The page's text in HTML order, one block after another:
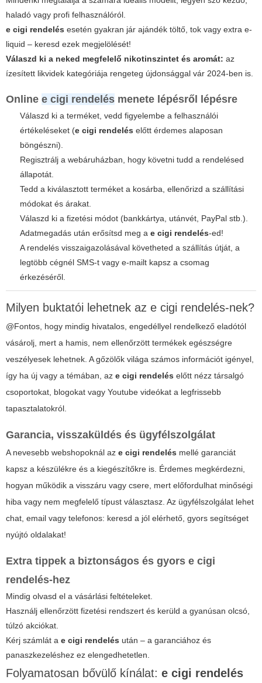
haladó vagy profi felhasználóról.
e cigi rendelés esetén gyakran jár ajándék töltő, tok vagy extra e-
liquid – keresd ezek megjelölését!
Válaszd ki a neked megfelelő nikotinszintet és aromát: az
ízesített likvidek kategóriája rengeteg újdonsággal vár 2024-ben is.
Online e cigi rendelés menete lépésről lépésre
Válaszd ki a terméket, vedd figyelembe a felhasználói
értékeléseket (e cigi rendelés előtt érdemes alaposan
böngészni).
Regisztrálj a webáruházban, hogy követni tudd a rendelésed
állapotát.
Tedd a kiválasztott terméket a kosárba, ellenőrizd a szállítási
módokat és árakat.
Válaszd ki a fizetési módot (bankkártya, utánvét, PayPal stb.).
Adatmegadás után erősítsd meg a e cigi rendelés-ed!
A rendelés visszaigazolásával követheted a szállítás útját, a
legtöbb cégnél SMS-t vagy e-mailt kapsz a csomag
érkezéséről.
Milyen buktatói lehetnek az e cigi rendelés-nek?
@Fontos, hogy mindig hivatalos, engedéllyel rendelkező eladótól
vásárolj, mert a hamis, nem ellenőrzött termékek egészségre
veszélyesek lehetnek. A gőzölők világa számos információt igényel,
így ha új vagy a témában, az e cigi rendelés előtt nézz társalgó
csoportokat, blogokat vagy Youtube videókat a legfrissebb
tapasztalatokról.
Garancia, visszaküldés és ügyfélszolgálat
A nevesebb webshopoknál az e cigi rendelés mellé garanciát
kapsz a készülékre és a kiegészítőkre is. Érdemes megkérdezni,
hogyan működik a visszáru vagy csere, mert előfordulhat minőségi
hiba vagy nem megfelelő típust választasz. Az ügyfélszolgálat lehet
chat, email vagy telefonos: keresd a jól elérhető, gyors segítséget
nyújtó oldalakat!
Extra tippek a biztonságos és gyors e cigi
rendelés-hez
Mindig olvasd el a vásárlási feltételeket.
Használj ellenőrzött fizetési rendszert és kerüld a gyanúsan olcsó,
túlzó akciókat.
Kérj számlát a e cigi rendelés után – a garanciához és
panaszkezeléshez ez elengedhetetlen.
Folyamatosan bővülő kínálat: e cigi rendelés